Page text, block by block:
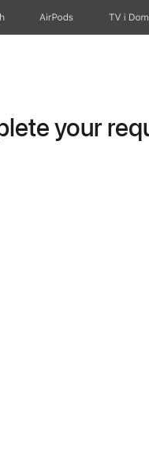
AirPods TV i Dom
your